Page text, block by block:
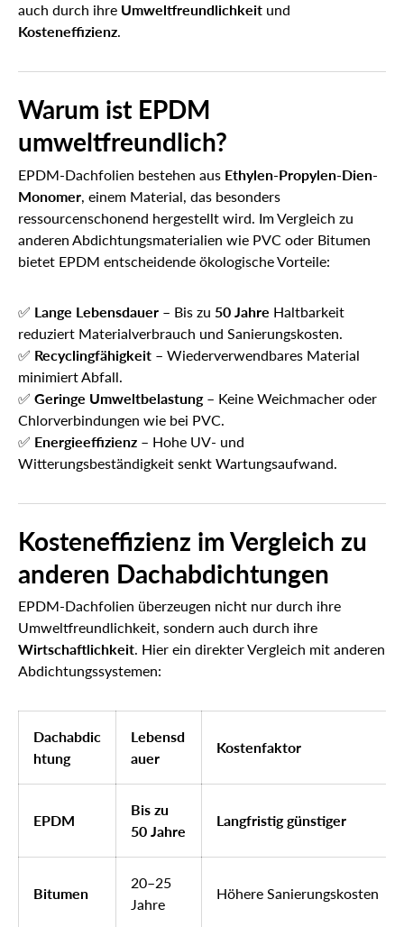
auch durch ihre Umweltfreundlichkeit und
Kosteneffizienz.
Warum ist EPDM
umweltfreundlich?
EPDM-Dachfolien bestehen aus Ethylen-Propylen-Dien-
Monomer , einem Material, das besonders
ressourcenschonend hergestellt wird. Im Vergleich zu
anderen Abdichtungsmaterialien wie PVC oder Bitumen
bietet EPDM entscheidende ökologische Vorteile:
✅ Lange Lebensdauer – Bis zu 50 Jahre Haltbarkeit
reduziert Materialverbrauch und Sanierungskosten.
✅ Recyclingfähigkeit – Wiederverwendbares Material
minimiert Abfall.
✅ Geringe Umweltbelastung– Keine Weichmacher oder
Chlorverbindungen wie bei PVC.
✅ Energieeffizienz – Hohe UV- und
Witterungsbeständigkeit senkt Wartungsaufwand.
Kosteneffizienz im Vergleich zu
anderen Dachabdichtungen
EPDM-Dachfolien überzeugen nicht nur durch ihre
Umweltfreundlichkeit, sondern auch durch ihre
Wirtschaftlichkeit. Hier ein direkter Vergleich mit anderen
Abdichtungssystemen:
Dachabdic
htung
Lebensd
auer
Kostenfaktor
EPDM
Bis zu
50 Jahre
Langfristig günstiger
Bitumen
20–25
Jahre
Höhere Sanierungskosten